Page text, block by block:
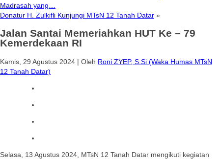
Madrasah yang…
Donatur H. Zulkifli Kunjungi MTsN 12 Tanah Datar »
Jalan Santai Memeriahkan HUT Ke – 79
Kemerdekaan RI
Kamis, 29 Agustus 2024 | Oleh Roni ZYEP, S.Si (Waka Humas MTsN
12 Tanah Datar)
Selasa, 13 Agustus 2024, MTsN 12 Tanah Datar mengikuti kegiatan